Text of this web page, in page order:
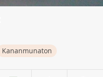
Kananmunaton